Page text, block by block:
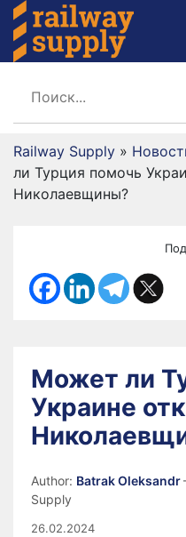
Railway Supply »
ли Турция помочь
Николаевщины?
Может ли
Украине
Author: Batrak Oleksandr
Supply
26.02.2024